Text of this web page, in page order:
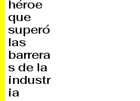
héroe
que
superó
las
barrera
s de la
industr
ia